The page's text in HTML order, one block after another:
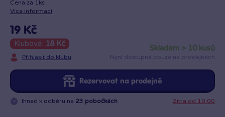
Cena za 1ks
Více informací
19 Kč
Klubová: 18 Kč
Přihlásit do klubu
skladem > 10 kusů
Nyní dostupné pouze na prodejnách
Rezervovat na prodejně
Ihned k odběru na 23 pobočkách Zítra od 10:00